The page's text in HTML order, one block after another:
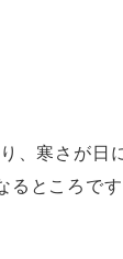
、寒さが⽇
るところで